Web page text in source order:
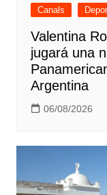
Canals
Valentina
jugará una
Argentina
06/08/2026